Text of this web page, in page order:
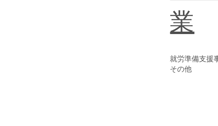
業
就労準備支援
その他